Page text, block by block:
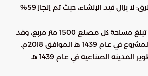
مشروع تطوير الطرق: لا يزال قيد الإنشاء، حيث تم إنجاز 59%
إنشاء 15 مصنعاً: تبلغ مساحة كل مصنع 1500 متر مربع، وقد
تم الانتهاء من تطوير المدينة الصناعية في عام 1439 هـ